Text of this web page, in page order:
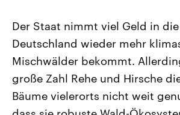
Landtagswahl Sachsen-Anhalt
2026
Alle Informationen
Sachsen-Anhalt wählt am 6.
September 2026 einen neuen
Landtag. Seit 2021 wird das
Bundesland von einer Koalition aus
USA
den
mit
Der Staat nimmt viel Geld in
Deutschland wieder mehr
Mischwälder bekommt.
große Zahl Rehe und Hirsche
Bäume vielerorts nicht weit